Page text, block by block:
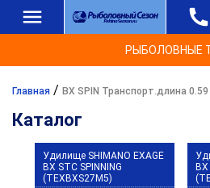
РЫБОЛОВНЫЕ
Главная / BX SPIN Транспорт.длина
Каталог
Удилище SHIMANO EXAGE
BX STC SPINNING
(TEXBXS27M5)